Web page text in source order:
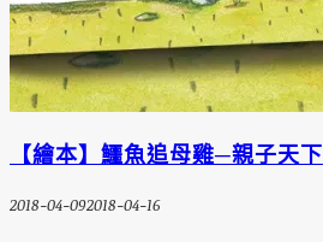
【繪本】鱷魚追母雞─親子天下
2018-04-092018-04-16